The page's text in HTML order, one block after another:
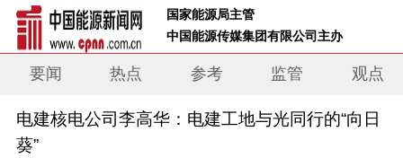
国家能源局主管
中国能源传媒集团有限公司主办
要闻 热点 参考 监管 观点
电建核电公司李高华：电建工地与光同行的“向日
葵”